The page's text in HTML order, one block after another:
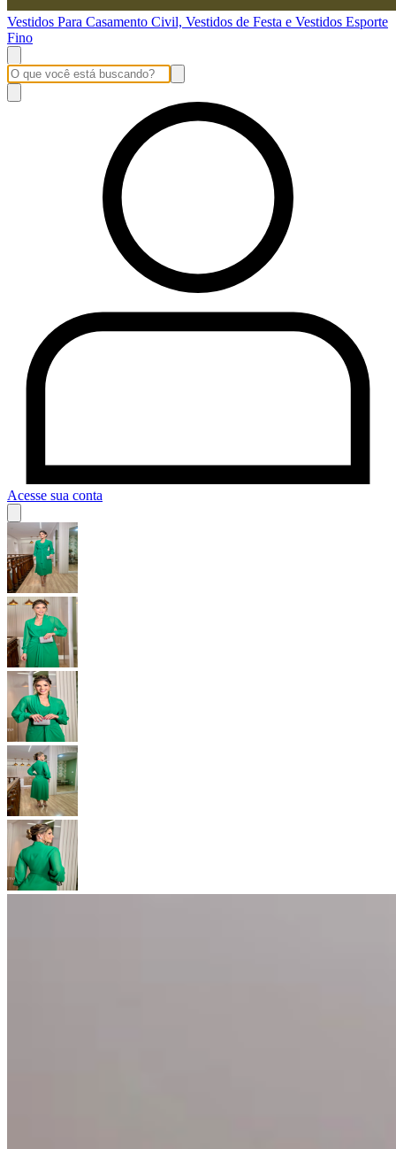
Vestidos Para Casamento Civil, Vestidos de Festa e Vestidos Esporte
Fino
Acesse sua conta